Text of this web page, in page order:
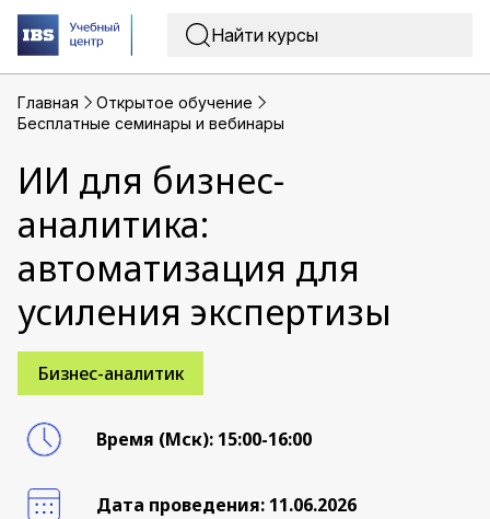
Главная
Открытое обучение
Бесплатные семинары и вебинары
ИИ для бизнес-
аналитика:
автоматизация для
усиления экспертизы
Бизнес-аналитик
Время (Мск): 15:00-16:00
Дата проведения: 11.06.2026